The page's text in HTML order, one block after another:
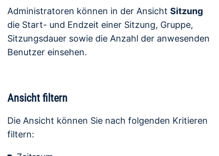
Administratoren können in der Ansicht Sitzung
die Start- und Endzeit einer Sitzung, Gruppe,
Sitzungsdauer sowie die Anzahl der anwesenden
Benutzer einsehen.
Ansicht filtern
Die Ansicht können Sie nach folgenden Kritieren
filtern: